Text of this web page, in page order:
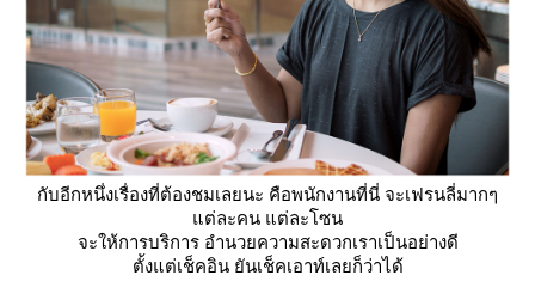
กับอีกหนึ่งเรื่องที่ต้องชมเลยนะ คือพนักงานที่นี่ จะเฟรนลี่มากๆ
ต่ละคน แต่ละโซน
จะให้การบริการ อำนวยความสะดวกเราเป็นอย่างดี
ตั้งแต่เช็คอิน ยันเช็คเอาท์เลยก็ว่าได้